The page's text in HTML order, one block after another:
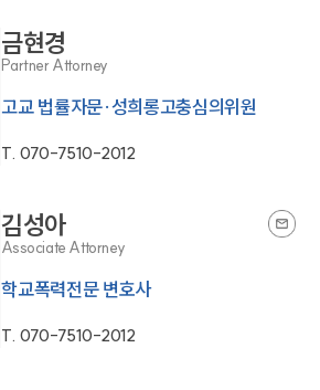
금현경
Partner Attorney
고교 법률자문·성희롱고충심의위원
T. 070-7510-2012
김성아
Associate Attorney
학교폭력전문 변호사
T. 070-7510-2012